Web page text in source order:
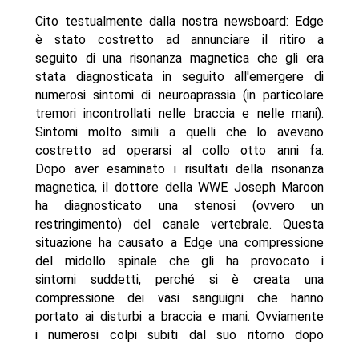
Cito testualmente dalla nostra newsboard: Edge
è stato costretto ad annunciare il ritiro a
seguito di una risonanza magnetica che gli era
stata diagnosticata in seguito all'emergere di
numerosi sintomi di neuroaprassia (in particolare
tremori incontrollati nelle braccia e nelle mani).
Sintomi molto simili a quelli che lo avevano
costretto ad operarsi al collo otto anni fa.
Dopo aver esaminato i risultati della risonanza
magnetica, il dottore della WWE Joseph Maroon
ha diagnosticato una stenosi (ovvero un
restringimento) del canale vertebrale. Questa
situazione ha causato a Edge una compressione
del midollo spinale che gli ha provocato i
sintomi suddetti, perché si è creata una
compressione dei vasi sanguigni che hanno
portato ai disturbi a braccia e mani. Ovviamente
i numerosi colpi subiti dal suo ritorno dopo